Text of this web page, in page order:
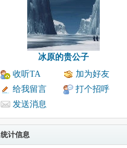
冰原的贵公子
收听TA
加为好友
给我留言
打个招呼
发送消息
统计信息